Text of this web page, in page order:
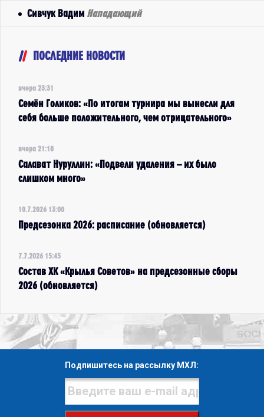
Сивчук Вадим Нападающий
ПОСЛЕДНИЕ НОВОСТИ
вчера 23:31
Семён Голиков: «По итогам турнира мы вынесли для
себя больше положительного, чем отрицательного»
вчера 21:18
Салават Нуруллин: «Подвели удаления – их было
слишком много»
10.7.2026 13:00
Предсезонка 2026: расписание (обновляется)
7.7.2026 15:45
Состав ХК «Крылья Советов» на предсезонные сборы
2026 (обновляется)
Подпишитесь на рассылку МХЛ: